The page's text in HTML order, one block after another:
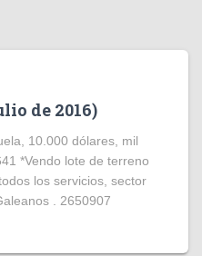
de 2016)
10.000 dólares, mil
*Vendo lote de terreno
los servicios, sector
. 2650907